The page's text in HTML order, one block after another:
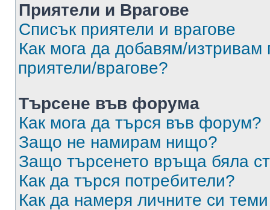
Приятели и Врагове
Списък приятели и врагове
Как мога да добавям/изтривам
приятели/врагове?
Търсене във форума
Как мога да търся във форум?
Защо не намирам нищо?
Защо търсенето връща бяла
Как да търся потребители?
Как да намеря личните си